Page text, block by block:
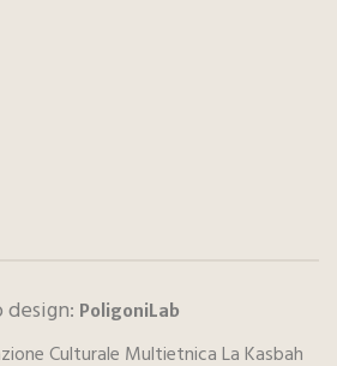
PoligoniLab
Culturale Multietnica La Kasbah